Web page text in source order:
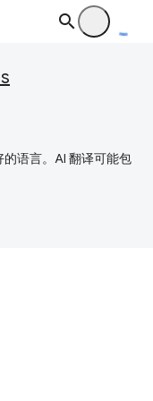
语言。AI 翻译可能包